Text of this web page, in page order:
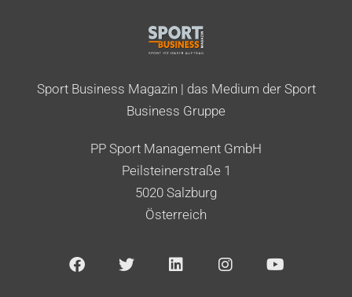
Sport Business Magazin | das Medium der Sport
Business Gruppe
PP Sport Management GmbH
Peilsteinerstraße 1
5020 Salzburg
Österreich